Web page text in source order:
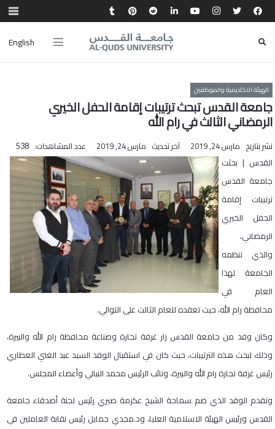
English
الهيئة الاكاديمية والموظفين
جامعة القدس تبحث ترتيبات إقامة الحفل الخيري
الرمضاني الثالث في رام الله
نشر بتاريخ مارس 24, 2019 آخر تحديث مارس 24, 2019 عدد المشاهدات: 538
القدس | بحثت
جامعة القدس
ترتيبات إقامة
الحفل الخيري
الرمضاني،
والذي تنظمه
الجامعة لهذا
العام في
محافظة رام الله، حيث تعقده للعام الثالث على التوالي.
وكان وفد من جامعة القدس زار غرفة تجارة وصناعة محافظة رام الله والبيرة،
وذلك لبحث هذه الترتيبات، حيث كان في استقبال الوفد السيد عبد الغني العطاري
رئيس غرفة تجارة رام الله والبيرة، ونائب الرئيس محمد النبالي وأعضاء المجلس.
وتقدم الوفد الذي ضم سماحة الشيخ عكرمة صبري رئيس لجنة أصدقاء جامعة
القدس ورئيس الهيئة الاسلامية العليا، ود.مجدي حمايل رئيس نقابة العاملين في